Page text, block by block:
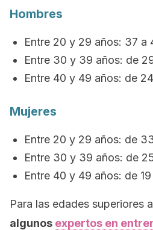
Hombres
Entre 20 y 29 años: 37 a
Entre 30 y 39 años: de
Entre 40 y 49 años: de
Mujeres
Entre 20 y 29 años: de
Entre 30 y 39 años: de
Entre 40 y 49 años: de
Para las edades superiores
algunos expertos en